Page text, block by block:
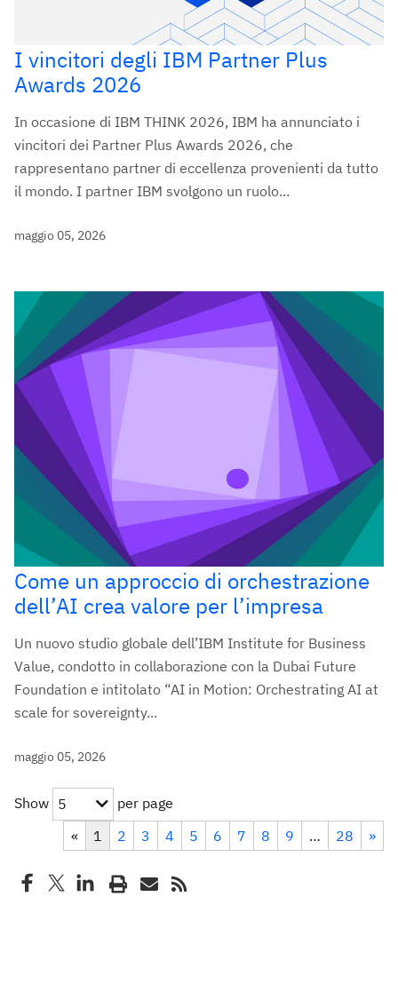
I vincitori degli IBM Partner Plus
Awards 2026
In occasione di IBM THINK 2026, IBM ha annunciato i
vincitori dei Partner Plus Awards 2026, che
rappresentano partner di eccellenza provenienti da tutto
il mondo. I partner IBM svolgono un ruolo...
maggio 05, 2026
Come un approccio di orchestrazione
dell’AI crea valore per l’impresa
Un nuovo studio globale dell’IBM Institute for Business
Value, condotto in collaborazione con la Dubai Future
Foundation e intitolato “AI in Motion: Orchestrating AI at
scale for sovereignty...
maggio 05, 2026
Show 5
per page
«
1 2 3 4 5 6 7 8 9 … 28 »